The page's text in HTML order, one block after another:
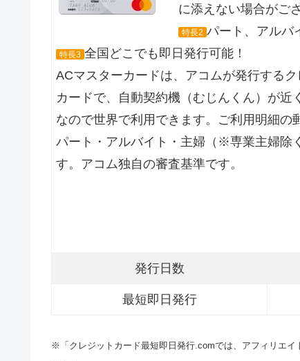
に添えない場合がご
特長2 パート、アルバ
特長3 全国どこでも即日発行可能！
ACマスターカードは、アコムが発行する
カードで、自動契約機（むじんくん）が
なので世界で利用できます。ご利用明細の
パート・アルバイト・主婦（※専業主婦除
す。アコム独自の審査基準です。
発行日数
最短即日発行
※「クレジットカード最短即日発行.comでは、アフィリエ